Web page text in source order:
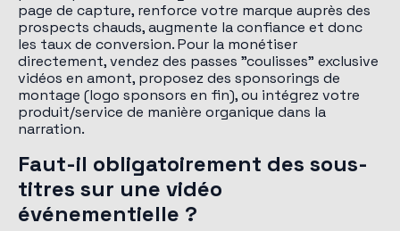
page de capture, renforce votre marque auprès des
prospects chauds, augmente la confiance et donc
les taux de conversion. Pour la monétiser
directement, vendez des passes "coulisses" exclusive
vidéos en amont, proposez des sponsorings de
montage (logo sponsors en fin), ou intégrez votre
produit/service de manière organique dans la
narration.
Faut-il obligatoirement des sous-
titres sur une vidéo
événementielle ?